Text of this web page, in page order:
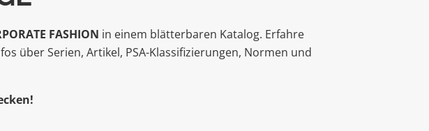
FASHION in einem blätterbaren Katalog. Erfahre
über Serien, Artikel, PSA-Klassifizierungen, Normen und